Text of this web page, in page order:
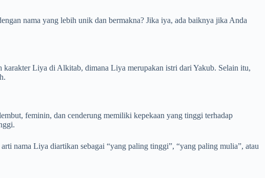
nama yang lebih unik dan bermakna? Jika iya, ada baiknya jika Anda
Liya di Alkitab, dimana Liya merupakan istri dari Yakub. Selain itu,
feminin, dan cenderung memiliki kepekaan yang tinggi terhadap
nama Liya diartikan sebagai “yang paling tinggi”, “yang paling mulia”, atau